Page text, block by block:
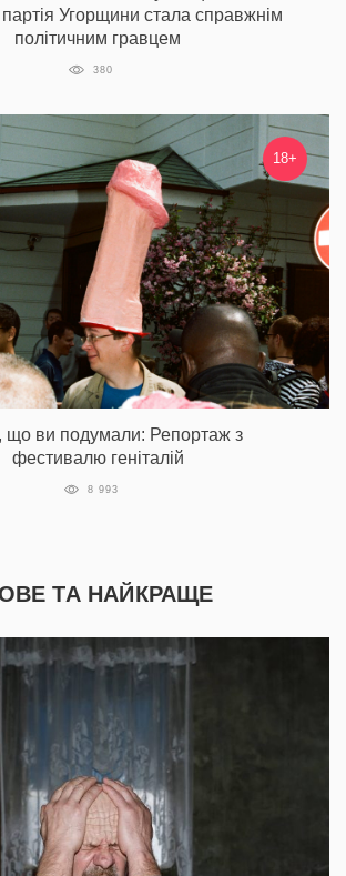
Угорщини стала справжнім
політичним гравцем
380
18+
що ви подумали: Репортаж з
фестивалю геніталій
8 993
ТА НАЙКРАЩЕ